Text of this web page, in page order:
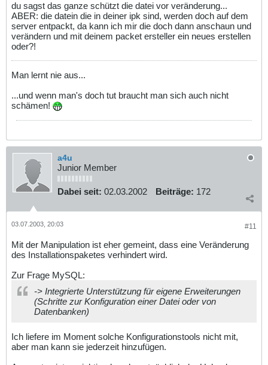
du sagst das ganze schützt die datei vor veränderung...
ABER: die datein die in deiner ipk sind, werden doch auf dem
server entpackt, da kann ich mir die doch dann anschaun und
verändern und mit deinem packet ersteller ein neues erstellen
oder?!
Man lernt nie aus...
...und wenn man's doch tut braucht man sich auch nicht
schämen!
a4u
Junior Member
Dabei seit: 02.03.2002 Beiträge: 172
#11
03.07.2003, 20:03
Mit der Manipulation ist eher gemeint, dass eine Veränderung
des Installationspaketes verhindert wird.
Zur Frage MySQL:
-> Integrierte Unterstützung für eigene Erweiterungen
(Schritte zur Konfiguration einer Datei oder von
Datenbanken)
Ich liefere im Moment solche Konfigurationstools nicht mit,
aber man kann sie jederzeit hinzufügen.